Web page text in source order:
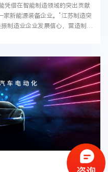
凭借在智能制造领域的突出贡献
家新能源装备企业。“江苏制造突
制造业企业发展信心，营造制造